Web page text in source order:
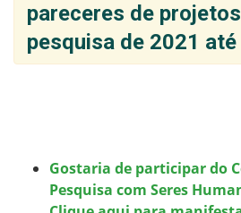
pareceres de
pesquisa de 2021
Gostaria de participar do
Pesquisa com Seres